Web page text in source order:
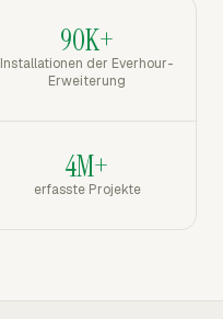
90K+
Installationen der Everhour-
Erweiterung
4M+
erfasste Projekte